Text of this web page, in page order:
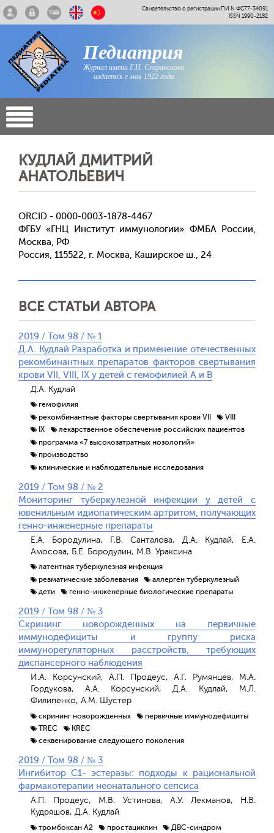
Свидетельство о регистрации ПИ N ФС77-34091
ISSN 1990-2182
Педиатрия
Журнал имени Г.Н. Сперанского
издается с мая 1922 года
КУДЛАЙ ДМИТРИЙ
АНАТОЛЬЕВИЧ
ORCID - 0000-0003-1878-4467
ФГБУ «ГНЦ Институт иммунологии» ФМБА России,
Москва, РФ
Россия, 115522, г. Москва, Каширское ш., 24
ВСЕ СТАТЬИ АВТОРА
2019 / Том 98 / № 1
Д.А. Кудлай Разработка и применение отечественных
рекомбинантных препаратов факторов свертывания
крови VII, VIII, IX у детей с гемофилией А и B
Д.А. Кудлай
гемофилия
рекомбинантные факторы свертывания крови VII
VIII
IX
лекарственное обеспечение российских пациентов
программа «7 высокозатратных нозологий»
производство
клинические и наблюдательные исследования
2019 / Том 98 / № 2
Мониторинг туберкулезной инфекции у детей с
ювенильным идиопатическим артритом, получающих
генно-инженерные препараты
Е.А. Бородулина, Г.В. Санталова, Д.А. Кудлай, Е.А.
Амосова, Б.Е. Бородулин, М.В. Ураксина
латентная туберкулезная инфекция
ревматические заболевания
аллерген туберкулезный
дети
генно-инженерные биологические препараты
2019 / Том 98 / № 3
Скрининг новорожденных на первичные
иммунодефициты и группу риска
иммунорегуляторных расстройств, требующих
диспансерного наблюдения
И.А. Корсунский, А.П. Продеус, А.Г. Румянцев, М.А.
Гордукова, А.А. Корсунский, Д.А. Кудлай, М.Л.
Филипенко, А.М. Шустер
скрининг новорожденных
первичные иммунодефициты
TREC
KREC
секвенирование следующего поколения
2019 / Том 98 / № 3
Ингибитор С1- эстеразы: подходы к рациональной
фармакотерапии неонатального сепсиса
А.П. Продеус, М.В. Устинова, А.У. Лекманов, Н.В.
Кудряшов, Д.А. Кудлай
тромбоксан А2 простациклин
ДВС-синдром